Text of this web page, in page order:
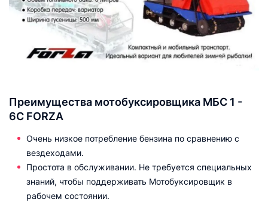
Преимущества мотобуксировщика МБС 1 -
6С FORZA
Очень низкое потребление бензина по сравнению с
вездеходами.
Простота в обслуживании. Не требуется специальных
знаний, чтобы поддерживать Мотобуксировщик в
рабочем состоянии.